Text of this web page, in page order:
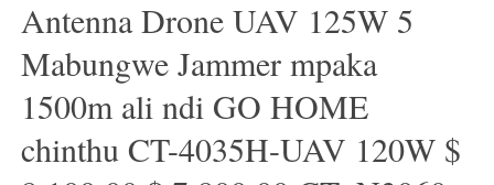
Antenna Drone UAV 125W 5
Mabungwe Jammer mpaka
1500m ali ndi GO HOME
chinthu CT-4035H-UAV 120W $